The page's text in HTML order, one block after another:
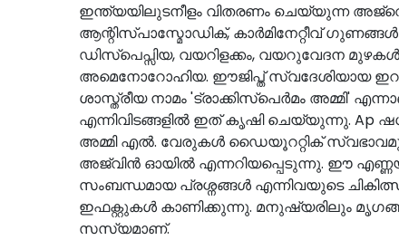
ഇന്ത്യയിലുടനീളം വിതരണം ചെയ്യുന്ന
ആന്റിസ്പാസ്മോഡിക്, കാർമിനേറ്റീവ്
ഡിസ്പെപ്സിയ, വയറിളക്കം, വയറുവേദന
അമെനോറോഹിയ. ഈജിപ്ത് സ്വദേശിയായ
ശാസ്ത്രീയ നാമം 'ട്രാക്കിസ്‌പെർമം അമ്മി'
എന്നിവിടങ്ങളിൽ ഇത് കൃഷി ചെയ്യുന്നു. Ap
അമ്മി എൽ. വേരുകൾ ഡൈയൂററ്റിക്
അജ്‌വിൻ ഓയിൽ എന്നറിയപ്പെടുന്നു. ഈ
സംബന്ധമായ പ്രശ്നങ്ങൾ എന്നിവയുടെ
ഇഫക്റ്റുകൾ കാണിക്കുന്നു. മനുഷ്യരിലും
സസ്യമാണ്.